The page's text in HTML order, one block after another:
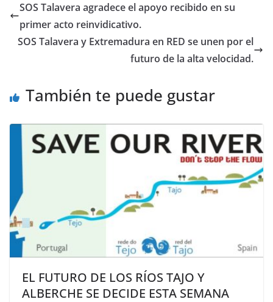
SOS Talavera agradece el apoyo recibido en su
primer acto reinvidicativo.
SOS Talavera y Extremadura en RED se unen por el
futuro de la alta velocidad.
También te puede gustar
EL FUTURO DE LOS RÍOS TAJO Y
ALBERCHE SE DECIDE ESTA SEMANA